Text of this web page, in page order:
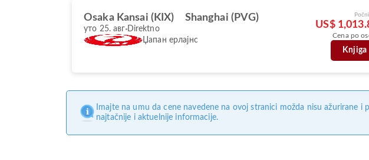
Osaka Kansai (KIX) Shanghai (PVG)
уто 25. авг Direktno
Џапан ерлајнс
US$
Cena po
Knjiga
Imajte na umu da cene navedene na ovoj stranici možda nisu ažurirane
najtačnije i aktuelnije informacije.